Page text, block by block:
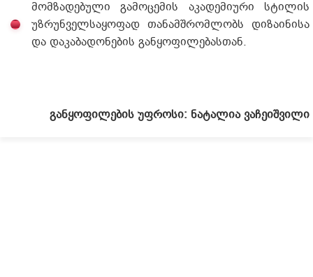
მომზადებული გამოცემის აკადემიური სტილის
უზრუნველსაყოფად თანამშრომლობს დიზაინისა
და დაკაბადონების განყოფილებასთან.
განყოფილების უფროსი: ნატალია ვაჩეიშვილი